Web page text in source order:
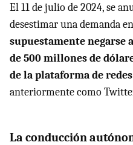
El 11 de julio de 2024, se
desestimar una demanda
supuestamente negarse
de 500 millones de
de la plataforma de
anteriormente como
La conducción